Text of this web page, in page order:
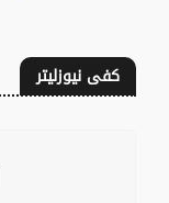
كفى نيوزليتر